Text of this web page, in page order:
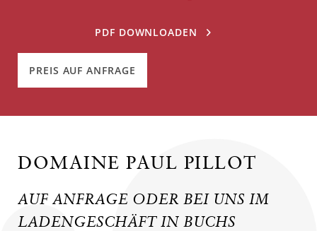
PDF DOWNLOADEN
PREIS AUF ANFRAGE
DOMAINE PAUL PILLOT
AUF ANFRAGE ODER BEI UNS IM
LADENGESCHÄFT IN BUCHS